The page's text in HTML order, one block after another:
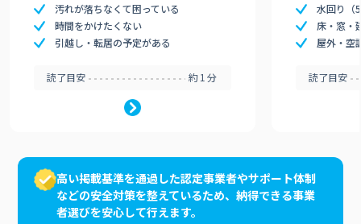
汚れが落ちなくて困っている
時間をかけたくない
引越し・転居の予定がある
読了目安 約1分
水回り（
床・窓・
屋外・空
読了目安
高い掲載基準を通過した認定事業者やサポート体制
などの安全対策を整えているため、納得できる事業
者選びを安心して行えます。